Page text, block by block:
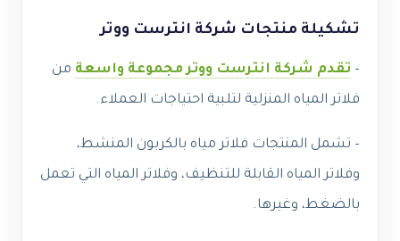
تشكيلة منتجات شركة انترست ووتر
– تقدم شركة انترست ووتر مجموعة واسعة من
فلاتر المياه المنزلية لتلبية احتياجات العملاء.
– تشمل المنتجات فلاتر مياه بالكربون المنشط،
وفلاتر المياه القابلة للتنظيف، وفلاتر المياه التي تعمل
بالضغط، وغيرها.